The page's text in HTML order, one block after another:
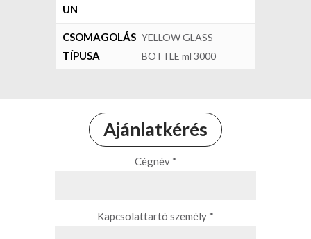
UN
CSOMAGOLÁS
TÍPUSA
YELLOW GLASS
BOTTLE ml 3000
Ajánlatkérés
Cégnév *
Kapcsolattartó személy *